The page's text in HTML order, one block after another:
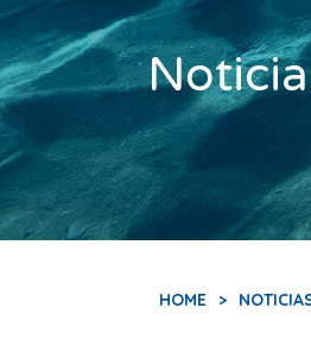
HOME >